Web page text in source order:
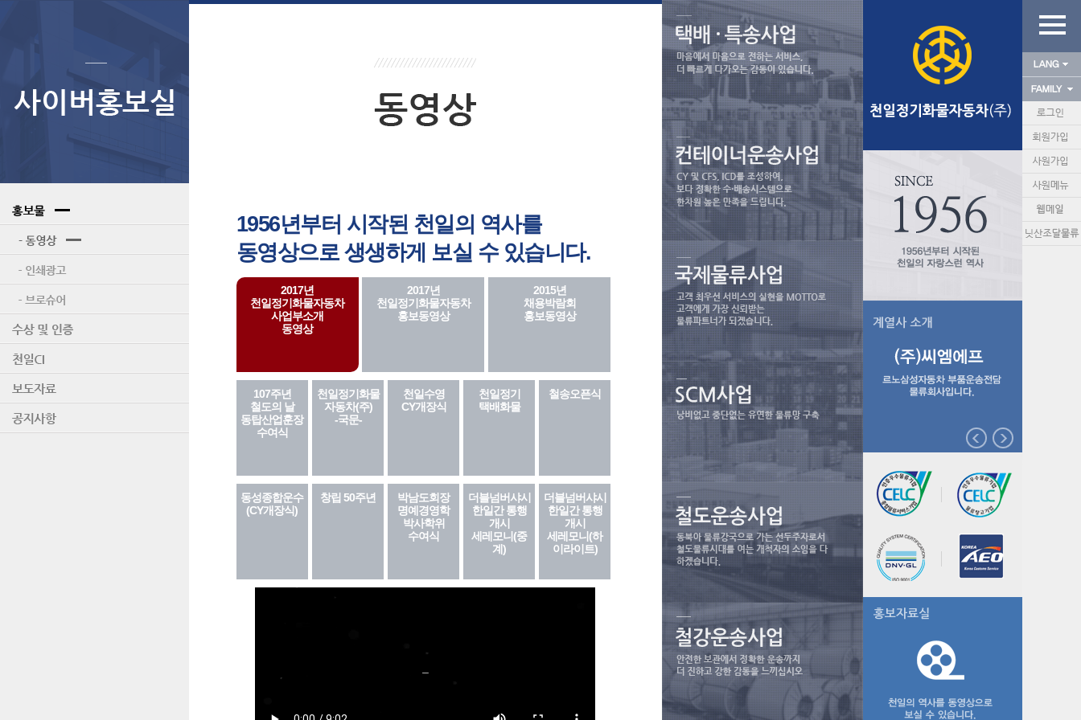
1956년부터 시작된 천일의 역사를
동영상으로 생생하게 보실 수 있습니다.
2017년
천일정기화물자동차
사업부소개
동영상
2017년
천일정기화물자동차
홍보동영상
2015년
채용박람회
홍보동영상
107주년
철도의 날
동탑산업훈장
수여식
천일정기화물
자동차(주)
-국문-
천일수영
CY개장식
천일정기
택배화물
철송오픈식
동성종합운수
(CY개장식)
창립 50주년
박남도회장
명예경영학
박사학위
수여식
더블넘버샤시
한일간 통행
개시
세레모니(중
계)
더블넘버샤시
한일간 통행
개시
세레모니(하
이라이트)